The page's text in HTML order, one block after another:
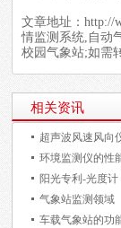
文章地址：http://
情监测系统,自动
校园气象站;如需
相关资讯
超声波风速风向
环境监测仪的性
阳光专利-光度计
气象站监测领域
车载气象站的功